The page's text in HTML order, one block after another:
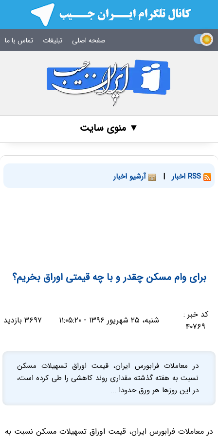
صفحه اصلی تبلیغات تماس با ما
▼ منوی سایت
| آرشیو اخبار
برای وام مسکن چقدر و با چه قیمتی اوراق بخریم؟
کد خبر :
۴۰۷۶۹
شنبه، ۲۵ شهریور ۱۳۹۶ - ۱۱:۰۵:۲۰ ۳۶۹۷ بازدید
در معاملات فرابورس ایران، قیمت اوراق تسهیلات مسکن
نسبت به هفته گذشته مقداری روند کاهشی را طی کرده است،
در این روزها هر ورق حدودا ...
در معاملات فرابورس ایران، قیمت اوراق تسهیلات مسکن نسبت به